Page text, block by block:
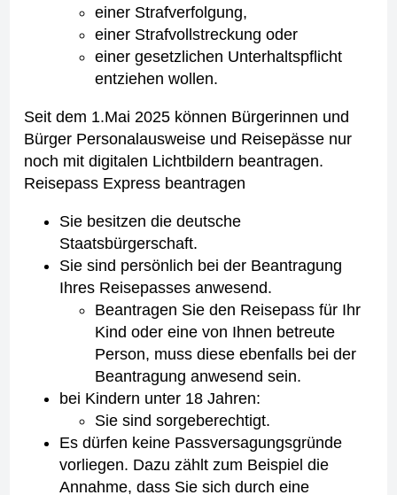
einer Strafverfolgung,
einer Strafvollstreckung oder
einer gesetzlichen Unterhaltspflicht
entziehen wollen.
Seit dem 1.Mai 2025 können Bürgerinnen und
Bürger Personalausweise und Reisepässe nur
noch mit digitalen Lichtbildern beantragen.
Reisepass Express beantragen
Sie besitzen die deutsche
Staatsbürgerschaft.
Sie sind persönlich bei der Beantragung
Ihres Reisepasses anwesend.
Beantragen Sie den Reisepass für Ihr
Kind oder eine von Ihnen betreute
Person, muss diese ebenfalls bei der
Beantragung anwesend sein.
bei Kindern unter 18 Jahren:
Sie sind sorgeberechtigt.
Es dürfen keine Passversagungsgründe
vorliegen. Dazu zählt zum Beispiel die
Annahme, dass Sie sich durch eine